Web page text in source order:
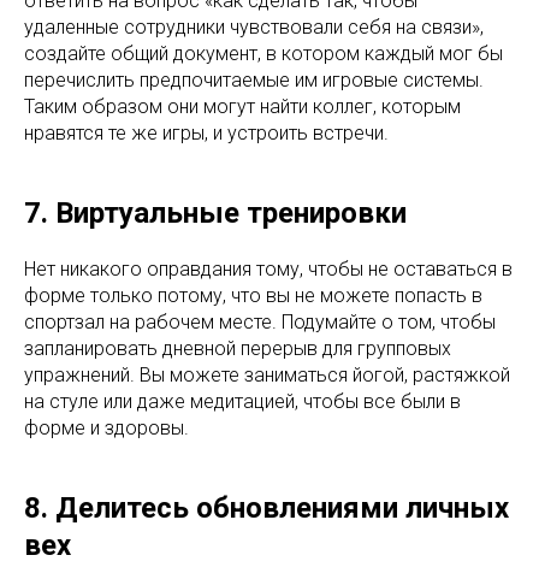
удаленные сотрудники чувствовали себя на связи»,
создайте общий документ, в котором каждый мог бы
перечислить предпочитаемые им игровые системы.
Таким образом они могут найти коллег, которым
нравятся те же игры, и устроить встречи.
7. Виртуальные тренировки
Нет никакого оправдания тому, чтобы не оставаться в
форме только потому, что вы не можете попасть в
спортзал на рабочем месте. Подумайте о том, чтобы
запланировать дневной перерыв для групповых
упражнений. Вы можете заниматься йогой, растяжкой
на стуле или даже медитацией, чтобы все были в
форме и здоровы.
8. Делитесь обновлениями личных
вех